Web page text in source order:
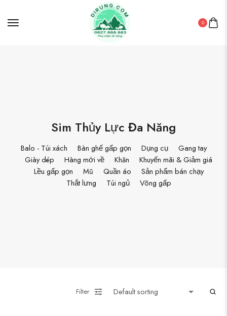
0
Sim Thủy Lực Đa Năng
Balo - Túi xách Bàn ghế gấp gọn Dụng cụ
Gang tay
Giày dép
Hàng mới về Khăn
Khuyến mãi & Giảm giá
Lều gấp gọn
Mũ Quần áo
Sản phẩm bán chạy
Thắt lưng
Túi ngủ Võng gấp
Filter